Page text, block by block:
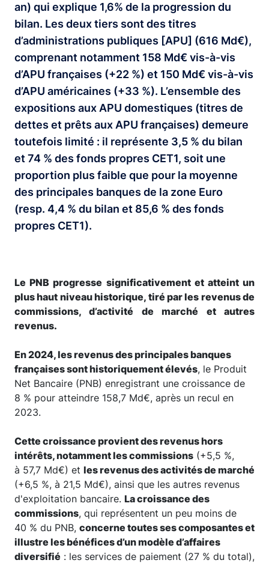
an) qui explique 1,6% de la progression du
bilan. Les deux tiers sont des titres
d’administrations publiques [APU] (616 Md€),
comprenant notamment 158 Md€ vis-à-vis
d’APU françaises (+22 %) et 150 Md€ vis-à-vis
d’APU américaines (+33 %). L’ensemble des
expositions aux APU domestiques (titres de
dettes et prêts aux APU françaises) demeure
toutefois limité : il représente 3,5 % du bilan
et 74 % des fonds propres CET1, soit une
proportion plus faible que pour la moyenne
des principales banques de la zone Euro
(resp. 4,4 % du bilan et 85,6 % des fonds
propres CET1).
Le PNB progresse significativement et atteint un
plus haut niveau historique, tiré par les revenus de
commissions, d’activité de marché et autres
revenus.
En 2024, les revenus des principales banques
françaises sont historiquement élevés, le Produit
Net Bancaire (PNB) enregistrant une croissance de
8 % pour atteindre 158,7 Md€, après un recul en
2023.
Cette croissance provient des revenus hors
intérêts, notamment les commissions (+5,5 %,
à 57,7 Md€) et les revenus des activités de marché
(+6,5 %, à 21,5 Md€), ainsi que les autres revenus
d'exploitation bancaire. La croissance des
commissions, qui représentent un peu moins de
40 % du PNB, concerne toutes ses composantes et
illustre les bénéfices d’un modèle d’affaires
diversifié : les services de paiement (27 % du total),